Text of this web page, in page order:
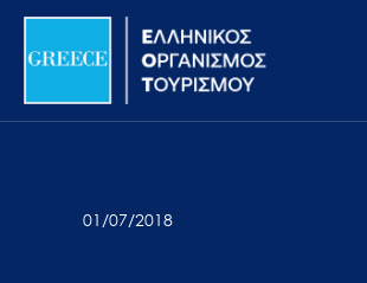
Σημείωση:
ιστότοπος
προσβασιμότητας.
Μετάβαση
περιεχόμενο
01/07/2018